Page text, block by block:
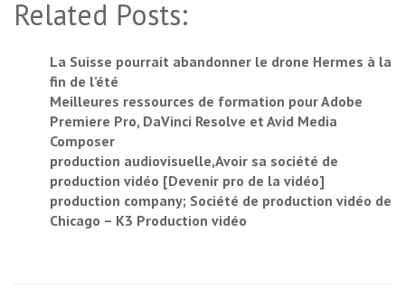
Related Posts:
La Suisse pourrait abandonner le drone Hermes à la
fin de l’été
Meilleures ressources de formation pour Adobe
Premiere Pro, DaVinci Resolve et Avid Media
Composer
production audiovisuelle,Avoir sa société de
production vidéo [Devenir pro de la vidéo]
production company; Société de production vidéo de
Chicago – K3 Production vidéo